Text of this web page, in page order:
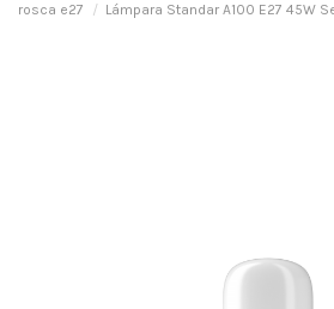
rosca e27
Lámpara Standar A100 E27 45W